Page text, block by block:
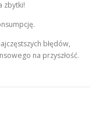
zbytki!
błędów,
na przyszłość.